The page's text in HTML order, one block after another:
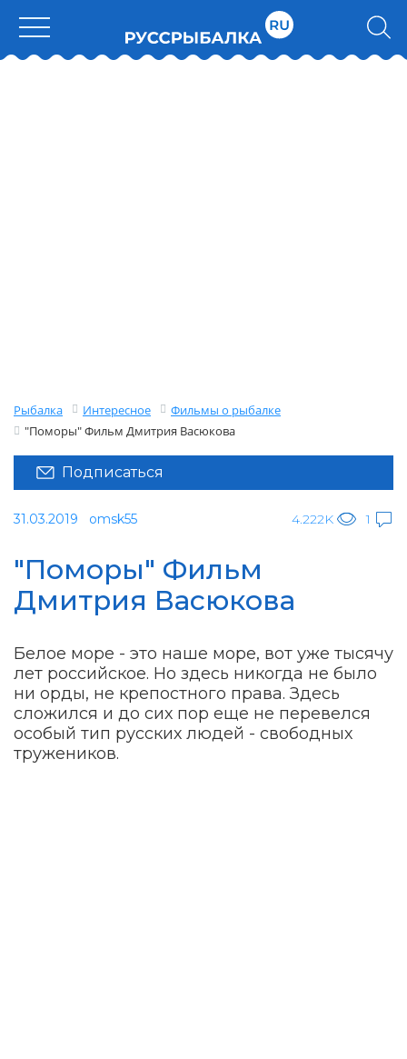
Рыбалка Интересное
Фильмы о рыбалке
"Поморы" Фильм Дмитрия Васюкова
Подписаться
31.03.2019 omsk55 4.222K 1
"Поморы" Фильм
Дмитрия Васюкова
Белое море - это наше море, вот уже тысячу
лет российское. Но здесь никогда не было
ни орды, не крепостного права. Здесь
сложился и до сих пор еще не перевелся
особый тип русских людей - свободных
тружеников.